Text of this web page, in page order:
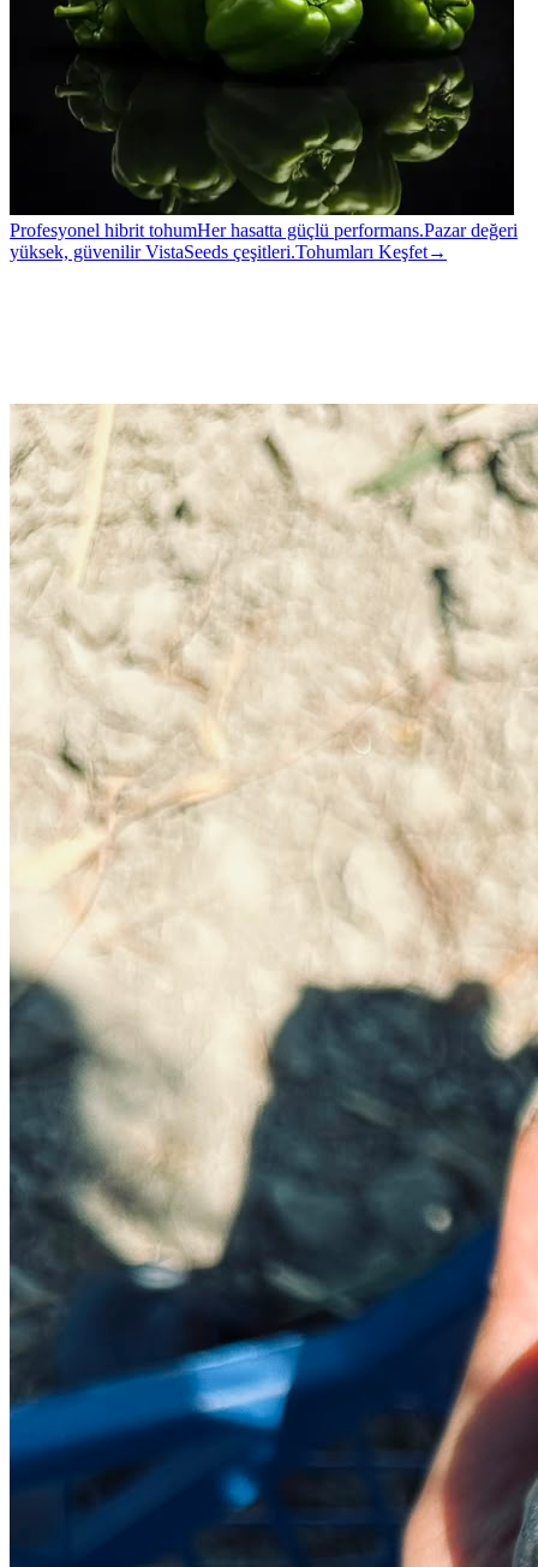
Profesyonel hibrit tohumHer hasatta güçlü performans.Pazar değeri
yüksek, güvenilir VistaSeeds çeşitleri.Tohumları Keşfet→